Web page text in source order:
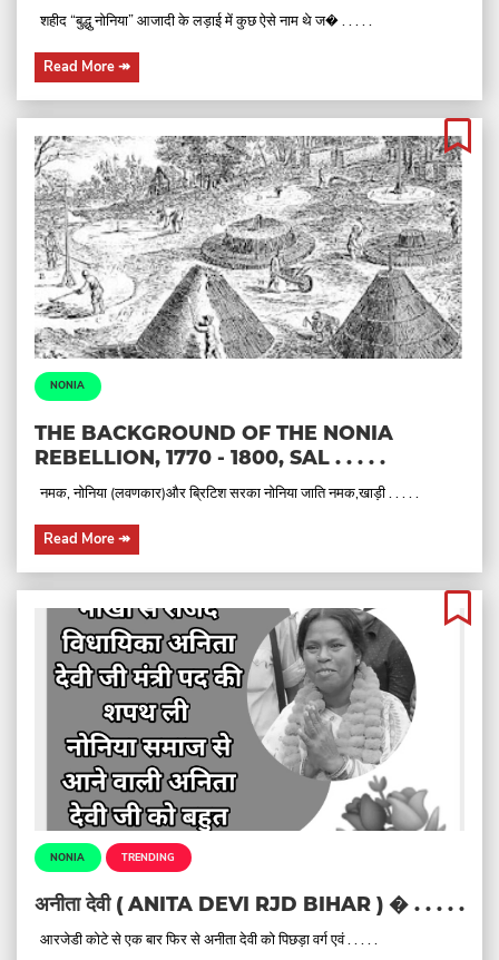
शहीद “बुद्धु नोनिया” आजादी के लड़ाई में कुछ ऐसे नाम थे ज� . . . . .
Read More↠
NONIA
THE BACKGROUND OF THE NONIA
REBELLION, 1770 - 1800, SAL . . . . .
नमक, नोनिया (लवणकार)और ब्रिटिश सरका नोनिया जाति नमक,खाड़ी . . . . .
Read More↠
NONIA TRENDING
अनीता देवी ( ANITA DEVI RJD BIHAR ) � . . . . .
आरजेडी कोटे से एक बार फिर से अनीता देवी को पिछड़ा वर्ग एवं . . . . .